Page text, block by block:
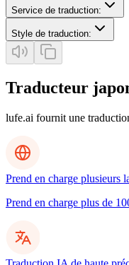
Service de traduction:
Style de traduction:
Traducteur
lufe.ai fournit une
Prend en charge plusieurs
Prend en charge plus de